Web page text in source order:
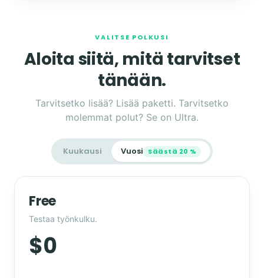
VALITSE POLKUSI
Aloita siitä, mitä tarvitset
tänään.
Tarvitsetko lisää? Lisää paketti. Tarvitsetko
molemmat polut? Se on Ultra.
Kuukausi Vuosi Säästä 20 %
Free
Testaa työnkulku.
$0